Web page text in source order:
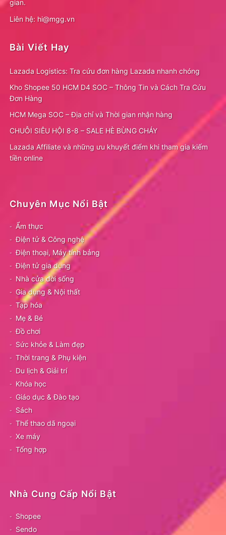
gian.
Liên hệ: hi@mgg.vn
Bài Viết Hay
Lazada Logistics: Tra cứu đơn hàng Lazada nhanh chóng
Kho Shopee 50 HCM D4 SOC – Thông Tin và Cách Tra Cứu
Đơn Hàng
HCM Mega SOC – Địa chỉ và Thời gian nhận hàng
CHUỖI SIÊU HỘI 8-8 – SALE HÈ BÙNG CHÁY
Lazada Affiliate và những ưu khuyết điểm khi tham gia kiếm
tiền online
Chuyên Mục Nổi Bật
Ẩm thực
Điện tử & Công nghệ
Điện thoại, Máy tính bảng
Điện tử gia dụng
Nhà cửa đời sống
Gia dụng & Nội thất
Tạp hóa
Mẹ & Bé
Đồ chơi
Sức khỏe & Làm đẹp
Thời trang & Phụ kiện
Du lịch & Giải trí
Khóa học
Giáo dục & Đào tạo
Sách
Thể thao dã ngoại
Xe máy
Tổng hợp
Nhà Cung Cấp Nổi Bật
Shopee
Sendo